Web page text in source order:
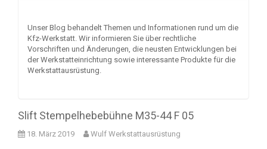
Unser Blog behandelt Themen und Informationen rund um die
Kfz-Werkstatt. Wir informieren Sie über rechtliche
Vorschriften und Änderungen, die neusten Entwicklungen bei
der Werkstatteinrichtung sowie interessante Produkte für die
Werkstattausrüstung.
Slift Stempelhebebühne M35-44 F 05
18. März 2019 Wulf Werkstattausrüstung